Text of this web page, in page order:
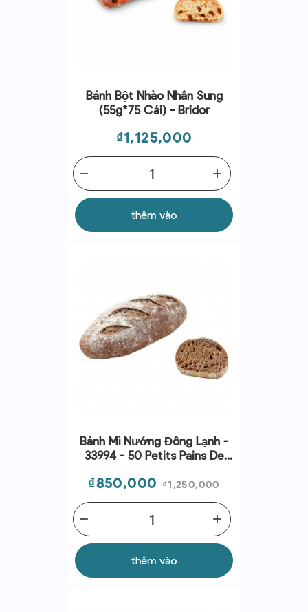
Bánh Bột Nhào Nhân Sung
(55g*75 Cái) - Bridor
Giá
₫1,125,000
add
remove
thêm vào
Bánh Mì Nướng Đông Lạnh -
33994 - 50 Petits Pains De
24/10/2026
Giá
₫850,000 Giá
thường
₫1,250,000
add
remove
thêm vào